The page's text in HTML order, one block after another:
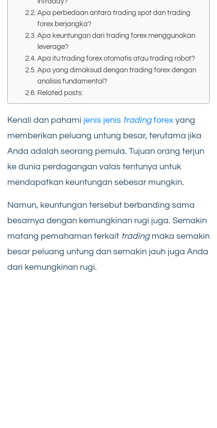
Apa perbedaan antara trading spot dan trading
forex berjangka?
Apa keuntungan dari trading forex menggunakan
leverage?
Apa itu trading forex otomatis atau trading robot?
Apa yang dimaksud dengan trading forex dengan
analisis fundamental?
Related posts:
Kenali dan pahami jenis jenis tradingforex yang
memberikan peluang untung besar, terutama jika
Anda adalah seorang pemula. Tujuan orang terjun
ke dunia perdagangan valas tentunya untuk
mendapatkan keuntungan sebesar mungkin.
Namun, keuntungan tersebut berbanding sama
besarnya dengan kemungkinan rugi juga. Semakin
matang pemahaman terkait trading maka semakin
besar peluang untung dan semakin jauh juga Anda
dari kemungkinan rugi.